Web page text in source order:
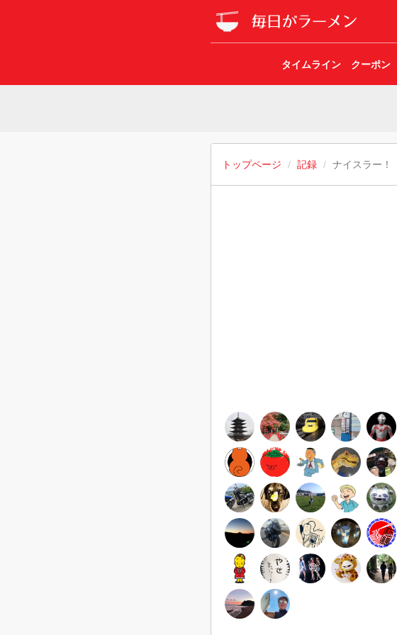
タイムライン クーポン
トップページ 記録 ナイスラー！